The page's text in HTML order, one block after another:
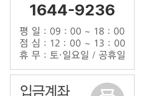
1644-9236